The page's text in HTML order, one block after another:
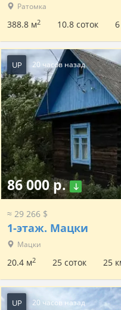
Ратомка
388.8 м2 10.8 соток
UP 20 часов назад
86 000 р.
≈ 29 266 $
1-этаж. Мацки
Мацки
20.4 м2 25 соток 25
UP 20 часов назад